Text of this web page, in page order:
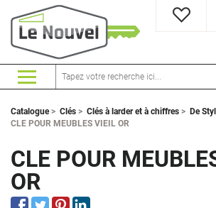
MES
Catalogue> Clés > Clés à larder et à chiffres > De
CLE POUR MEUBLES VIEIL OR
CLE POUR
OR